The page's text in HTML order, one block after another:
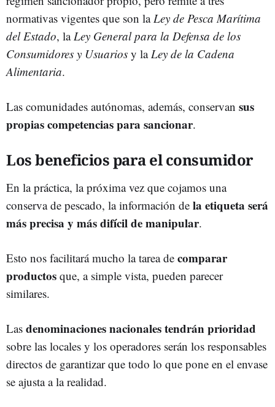
normativas vigentes que son laLey de Pesca Marítima
del Estado, laLey General para la Defensa de los
Consumidores y Usuarios y laLey de la Cadena
Alimentaria.
Las comunidades autónomas, además, conservan sus
propias competencias para sancionar.
Los beneficios para el consumidor
En la práctica, la próxima vez que cojamos una
conserva de pescado, la información de la etiqueta será
más precisa y más difícil de manipular.
Esto nos facilitará mucho la tarea de comparar
productos que, a simple vista, pueden parecer
similares.
Las denominaciones nacionales tendrán prioridad
sobre las locales y los operadores serán los responsables
directos de garantizar que todo lo que pone en el envase
se ajusta a la realidad.